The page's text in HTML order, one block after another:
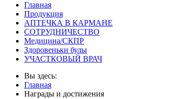
Главная
Продукция
АПТЕЧКА В КАРМАНЕ
СОТРУДНИЧЕСТВО
Медицина/СКПР
Здоровеньки булы
УЧАСТКОВЫЙ ВРАЧ
Вы здесь:
Главная
Награды и достижения